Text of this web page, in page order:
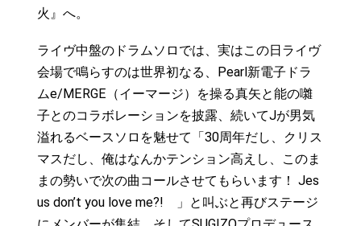
火』へ。
ライヴ中盤のドラムソロでは、実はこの日ライヴ
会場で鳴らすのは世界初なる、Pearl新電子ドラ
ムe/MERGE（イーマージ）を操る真矢と能の囃
子とのコラボレーションを披露、続いてJが男気
溢れるベースソロを魅せて「30周年だし、クリス
マスだし、俺はなんかテンション高えし、このま
まの勢いで次の曲コールさせてもらいます！ Jes
us don’t you love me?! 」と叫ぶと再びステージ